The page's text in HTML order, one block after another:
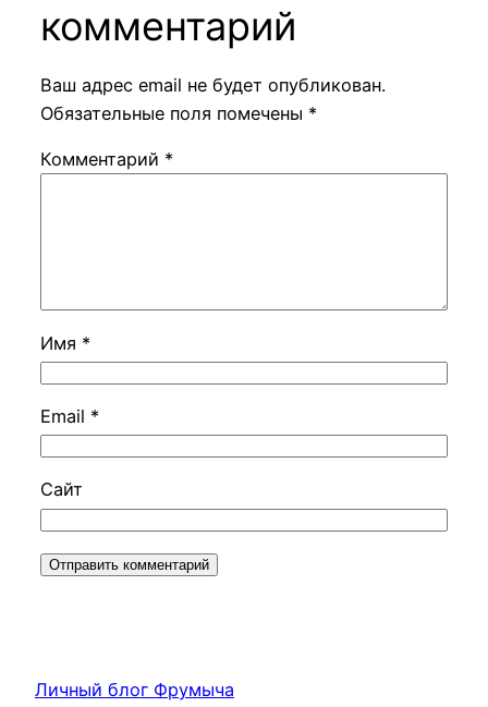
комментарий
Ваш адрес email не будет опубликован.
Обязательные поля помечены *
Комментарий *
Имя *
Email *
Сайт
Личный блог Фрумыча